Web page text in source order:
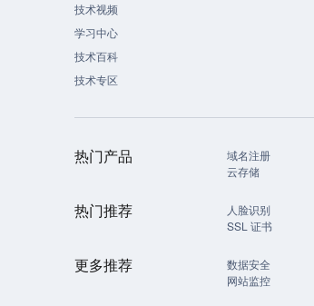
技术视频
学习中心
技术百科
技术专区
热门产品 域名注册
云存储
热门推荐 人脸识别
SSL 证书
更多推荐 数据安全
网站监控